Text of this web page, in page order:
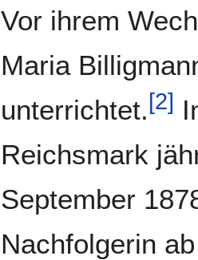
Vor ihrem
Maria
unterrichtet.[2]
Reichsmark
September
Nachfolgerin